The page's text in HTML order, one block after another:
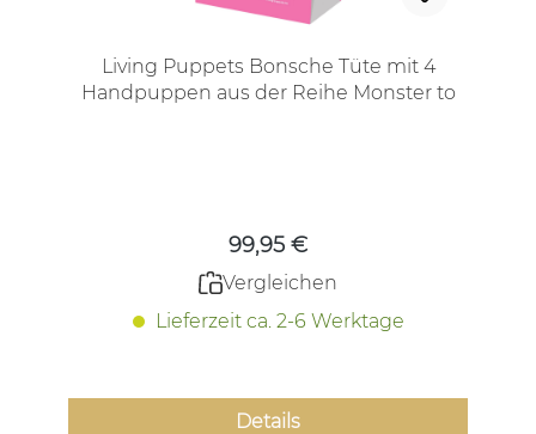
Living Puppets Bonsche Tüte mit 4
Handpuppen aus der Reihe Monster to
99,95 €
Vergleichen
Lieferzeit ca. 2-6 Werktage
Details